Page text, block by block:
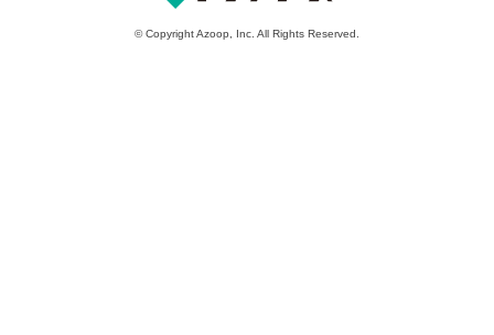
© Copyright Azoop, Inc. All Rights Reserved.